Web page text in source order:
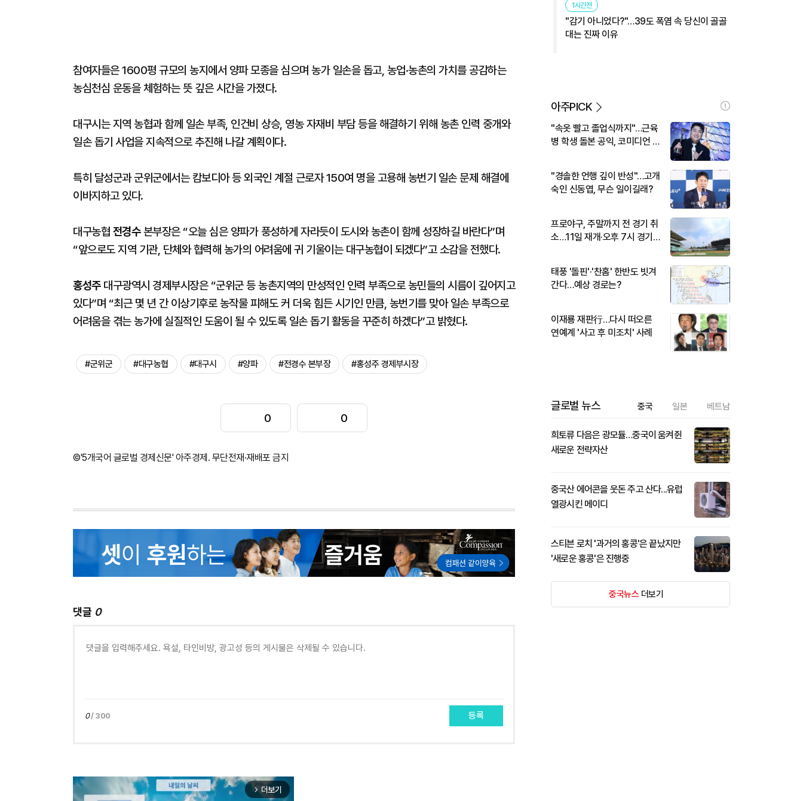
참여자들은 1600평 규모의 농지에서 양파 모종을 심으며 농가 일손을 돕고, 농업·농촌의 가치를 공감하는
농심천심 운동을 체험하는 뜻 깊은 시간을 가졌다.
대구시는 지역 농협과 함께 일손 부족, 인건비 상승, 영농 자재비 부담 등을 해결하기 위해 농촌 인력 중개와
일손 돕기 사업을 지속적으로 추진해 나갈 계획이다.
특히 달성군과 군위군에서는 캄보디아 등 외국인 계절 근로자 150여 명을 고용해 농번기 일손 문제 해결에
이바지하고 있다.
대구농협 전경수본부장은 “오늘 심은 양파가 풍성하게 자라듯이 도시와 농촌이 함께 성장하길 바란다”며
“앞으로도 지역 기관, 단체와 협력해 농가의 어려움에 귀 기울이는 대구농협이 되겠다”고 소감을 전했다.
홍성주대구광역시 경제부시장은 “군위군 등 농촌지역의 만성적인 인력 부족으로 농민들의 시름이 깊어지고
있다”며 “최근 몇 년 간 이상기후로 농작물 피해도 커 더욱 힘든 시기인 만큼, 농번기를 맞아 일손 부족으로
어려움을 겪는 농가에 실질적인 도움이 될 수 있도록 일손 돕기 활동을 꾸준히 하겠다”고 밝혔다.
#군위군 #대구농협 #대구시 #양파 #전경수 본부장 #홍성주 경제부시장
0 0
©'5개국어 글로벌 경제신문' 아주경제. 무단전재·재배포 금지
댓글 0
0/ 300 등록
arrow_forward_ios 더보기
1시간전
"감기 아니었다?"…39도 폭염 속 당신이 골골
대는 진짜 이유
아주PICK
"속옷 빨고 졸업식까지"…근육
병 학생 돌본 공익, 코미디언 김
"경솔한 언행 깊이 반성"…고개
숙인 신동엽, 무슨 일이길래?
프로야구, 주말까지 전 경기 취
소…11일 재개·오후 7시 경기
태풍 '돌핀'·'찬홈' 한반도 빗겨
간다…예상 경로는?
이재룡 재판行…다시 떠오른
연예계 '사고 후 미조치' 사례
글로벌 뉴스 중국 일본 베트남
희토류 다음은 광모듈…중국이 움켜쥔
새로운 전략자산
중국산 에어콘을 웃돈 주고 산다...유럽
열광시킨 메이디
스티븐 로치 '과거의 홍콩'은 끝났지만
'새로운 홍콩'은 진행중
중국뉴스더보기